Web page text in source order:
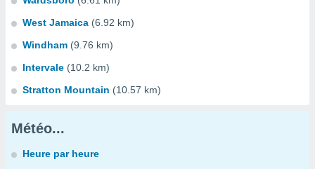
West Jamaica (6.92 km)
Windham (9.76 km)
Intervale (10.2 km)
Stratton Mountain (10.57 km)
Météo...
Heure par heure